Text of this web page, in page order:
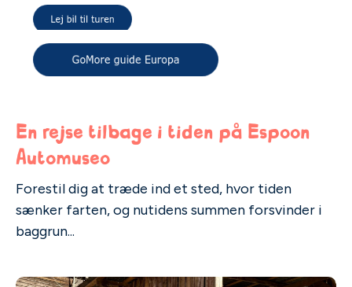
En rejse tilbage i tiden på Espoon
Automuseo
Forestil dig at træde ind et sted, hvor tiden
sænker farten, og nutidens summen forsvinder i
baggrun...